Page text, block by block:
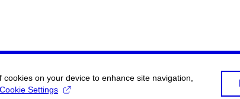
on your device to enhance site navigation,
Cookie Settings